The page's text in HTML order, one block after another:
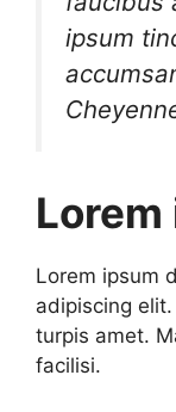
ipsum
Lorem ipsum
adipiscing
turpis amet.
facilisi.